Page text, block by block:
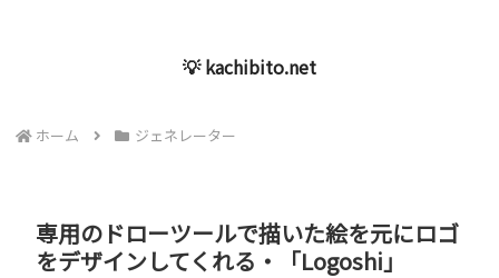
💡 kachibito.net
ホーム ジェネレーター
専用のドローツールで描いた絵を元にロゴ
をデザインしてくれる・「Logoshi」